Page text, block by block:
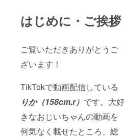
はじめに・ご挨拶
ご覧いただきありがとうご
ざいます！
TikTokで動画配信している
りか（158cm.r） です。大好
きなおじいちゃんの動画を
何気なく載せたところ、総